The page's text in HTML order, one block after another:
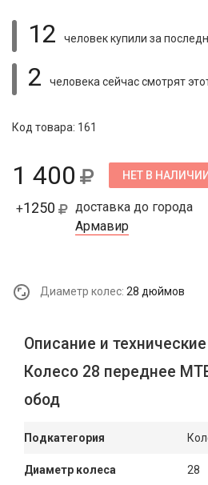
12 человек купили за
2 человека сейчас смотрят
Код товара: 161
1 400 НЕТ В НАЛИЧИИ
+1250
доставка до города
Армавир
Диаметр колес: 28 дюймов
Описание и
Колесо 28 переднее
обод
Подкатегория
Диаметр колеса 28